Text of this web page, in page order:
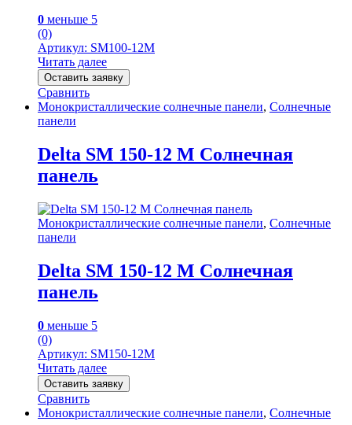
0 меньше 5
(0)
Артикул: SM100-12M
Читать далее
Оставить заявку
Сравнить
Монокристаллические солнечные панели, Солнечные
панели
Delta SM 150-12 M Солнечная
панель
Монокристаллические солнечные панели, Солнечные
панели
Delta SM 150-12 M Солнечная
панель
0 меньше 5
(0)
Артикул: SM150-12M
Читать далее
Оставить заявку
Сравнить
Монокристаллические солнечные панели, Солнечные